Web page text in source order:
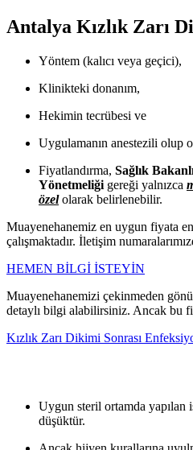
Antalya Kızlık Zarı
Yöntem (kalıcı veya geçici),
Klinikteki donanım,
Hekimin tecrübesi ve
Uygulamanın anestezili olup
Fiyatlandırma, Sağlık
Yönetmeliği gereği yalnızca
özelolarak belirlenebilir.
Muayenehanemiz en uygun fiyata
çalışmaktadır. İletişim
HEMEN BİLGİ İSTEYİN
Muayenehanemizi çekinmeden
detaylı bilgi alabilirsiniz. Ancak bu
Kızlık Zarı Dikimi Sonrası
Uygun steril ortamda yapılan
düşüktür.